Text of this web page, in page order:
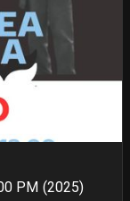
PM (2025)